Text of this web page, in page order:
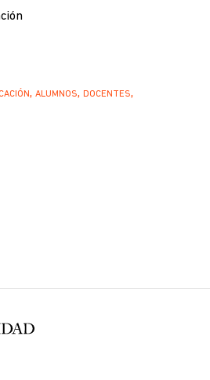
ALUMNOS
DOCENTES